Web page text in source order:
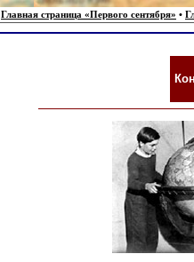
Главная страница «Первого сентября» •